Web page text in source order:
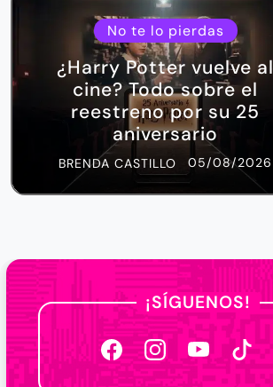
No te lo pierdas
¿Harry Potter vuelve al
cine? Todo sobre el
reestreno por su 25
aniversario
BRENDA CASTILLO 05/08/2026
¡SÍGUENOS!